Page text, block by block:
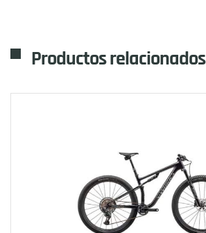
Productos relacionados